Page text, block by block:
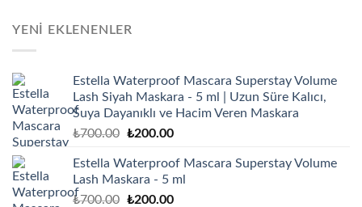
YENI EKLENENLER
Estella Waterproof Mascara Superstay Volume
Lash Siyah Maskara - 5 ml | Uzun Süre Kalıcı,
Suya Dayanıklı ve Hacim Veren Maskara
₺700.00 Orijinal
₺700.00.
₺200.00Şu
fiyat:
₺200.00.
Estella Waterproof Mascara Superstay Volume
Lash Maskara - 5 ml
₺700.00 Orijinal
₺200.00Şu